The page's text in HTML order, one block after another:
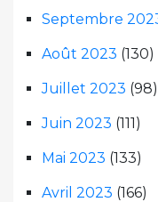
Septembre
Août 2023 (130)
Juillet 2023 (98)
Juin 2023 (111)
Mai 2023 (133)
Avril 2023 (166)